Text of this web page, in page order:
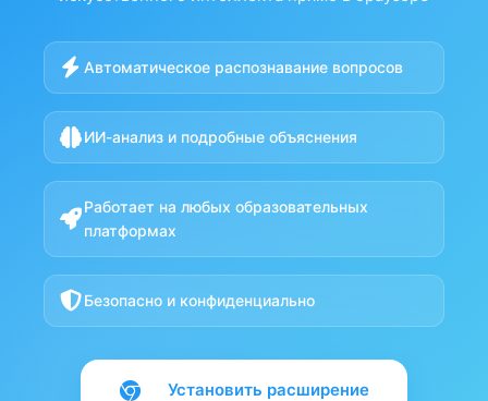
Автоматическое распознавание вопросов
ИИ-анализ и подробные объяснения
Работает на любых образовательных
платформах
Безопасно и конфиденциально
Установить расширение